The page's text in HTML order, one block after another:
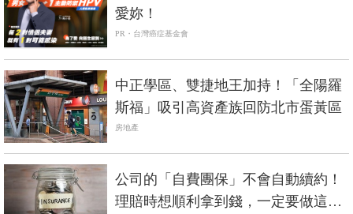
愛妳！
PR・台灣癌症基金會
中正學區、雙捷地王加持！「全陽羅
斯福」吸引高資產族回防北市蛋黃區
房地產
公司的「自費團保」不會自動續約！
理賠時想順利拿到錢，一定要做這件